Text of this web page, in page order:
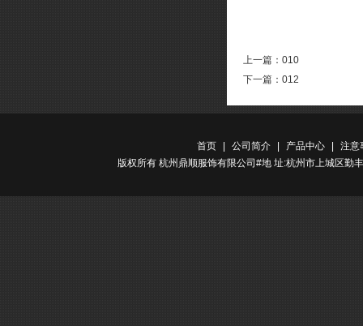
上一篇： 010
下一篇： 012
首页 公司简介 产品中心
注意
版权所有 杭州鼎顺服饰有限公司#地 址:杭州市上城区